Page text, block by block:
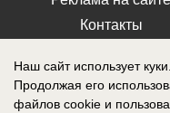
Контакты
Наш сайт использует куки.
Продолжая его
файлов cookie и